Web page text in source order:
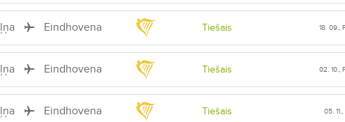
Eindhovena Tiešais 18. 09.,
Eindhovena Tiešais 02. 10.,
Eindhovena Tiešais 05.